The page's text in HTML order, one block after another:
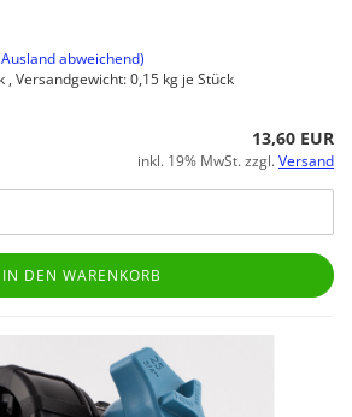
abweichend)
, Versandgewicht:0,15 kg je Stück
13,60 EUR
inkl. 19% MwSt. zzgl.Versand
IN DEN WARENKORB